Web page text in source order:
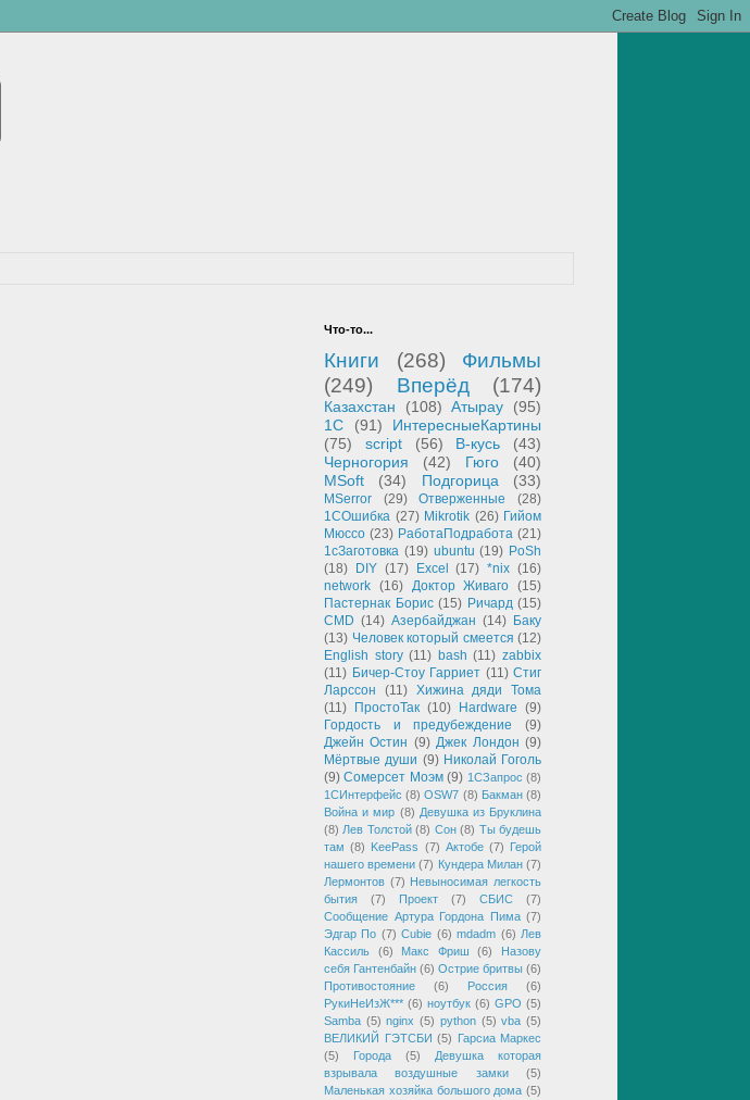
Что-то...
Книги (268)
Фильмы
(249)
Вперёд (174)
Казахстан (108) Атырау
(95)
1С
(91)
ИнтересныеКартины
(75)
script (56) В-кусь
(43)
Черногория
(42) Гюго
(40)
MSoft
(34) Подгорица (33)
MSerror (29) Отверженные
(28)
1СОшибка (27) Mikrotik (26) Гийом
Мюссо (23) РаботаПодработа (21)
1сЗаготовка (19) ubuntu (19) PoSh
(18)
DIY (17) Excel (17) *nix (16)
network (16) Доктор Живаго (15)
Пастернак Борис (15) Ричард (15)
CMD (14) Азербайджан (14) Баку
(13) Человек который смеется (12)
English story (11) bash (11) zabbix
(11) Бичер-Стоу Гарриет (11) Стиг
Ларссон
(11) Хижина дяди Тома
(11)
ПростоТак (10) Hardware (9)
Гордость и предубеждение
(9)
Джейн Остин (9) Джек Лондон (9)
Мёртвые души (9) Николай Гоголь
(9) Сомерсет Моэм (9) 1СЗапрос (8)
1СИнтерфейс (8) OSW7 (8) Бакман (8)
Война и мир (8) Девушка из Бруклина
(8) Лев Толстой (8) Сон (8) Ты будешь
там (8) KeePass (7) Актобе (7)
Герой
нашего времени (7) Кундера Милан (7)
Лермонтов (7) Невыносимая легкость
бытия
(7) Проект (7) СБИС
(7)
Сообщение Артура Гордона Пима (7)
Эдгар По (7) Cubie (6) mdadm (6) Лев
Кассиль
(6) Макс Фриш (6)
Назову
себя Гантенбайн (6) Острие бритвы (6)
Противостояние
(6) Россия
(6)
РукиНеИзЖ*** (6) ноутбук (6) GPO (5)
Samba (5) nginx (5) python (5) vba (5)
ВЕЛИКИЙ ГЭТСБИ (5)
Гарсиа Маркес
(5)
Города (5)
Девушка которая
взрывала воздушные замки
(5)
Маленькая хозяйка большого дома (5)